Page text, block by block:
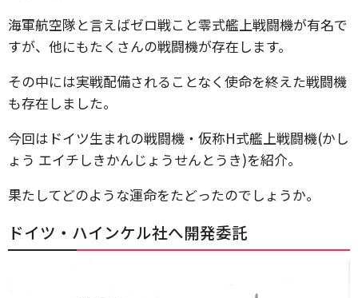
海軍航空隊と言えばゼロ戦こと零式艦上戦闘機が有名で
すが、他にもたくさんの戦闘機が存在します。
その中には実戦配備されることなく使命を終えた戦闘機
も存在しました。
今回はドイツ生まれの戦闘機・仮称H式艦上戦闘機(かし
ょう エイチしきかんじょうせんとうき)を紹介。
果たしてどのような運命をたどったのでしょうか。
ドイツ・ハインケル社へ開発委託